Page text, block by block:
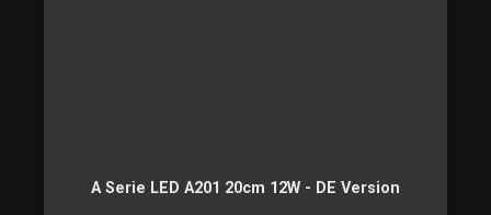
A Serie LED A201 20cm 12W - DE Version